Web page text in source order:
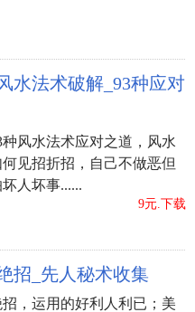
水法术破解_93种应对
种风水法术应对之道，风水
见招折招，自己不做恶但
人坏事......
9元.下载
招_先人秘术收集
招，运用的好利人利已；美